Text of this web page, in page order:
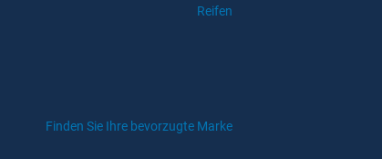
Reifen
Finden Sie Ihre bevorzugte Marke